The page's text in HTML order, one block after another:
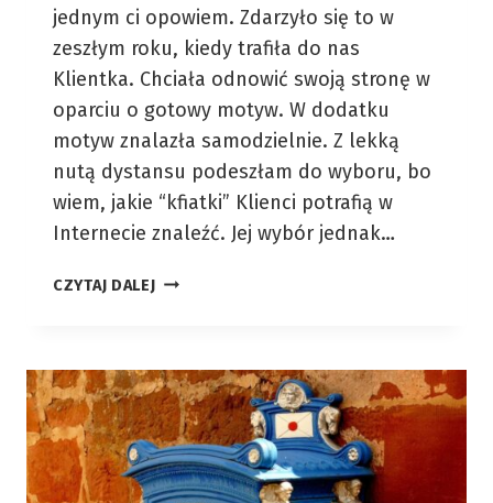
jednym ci opowiem. Zdarzyło się to w
zeszłym roku, kiedy trafiła do nas
Klientka. Chciała odnowić swoją stronę w
oparciu o gotowy motyw. W dodatku
motyw znalazła samodzielnie. Z lekką
nutą dystansu podeszłam do wyboru, bo
wiem, jakie “kfiatki” Klienci potrafią w
Internecie znaleźć. Jej wybór jednak…
CZYTAJ DALEJMOTYW
SIĘ
MILE
ZASKOCZYĆ!